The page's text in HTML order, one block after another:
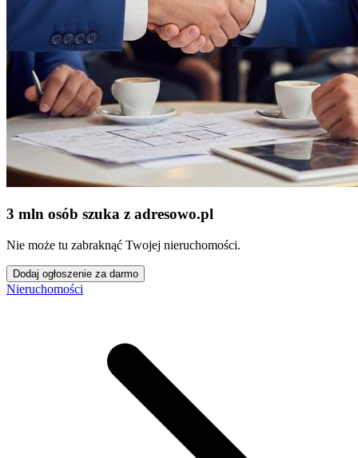
3 mln osób szuka z adresowo.pl
Nie może tu zabraknąć Twojej nieruchomości.
Dodaj ogłoszenie za darmo
Nieruchomości